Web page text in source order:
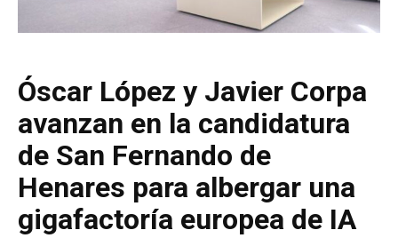
Óscar López y Javier Corpa
avanzan en la candidatura
de San Fernando de
Henares para albergar una
gigafactoría europea de IA